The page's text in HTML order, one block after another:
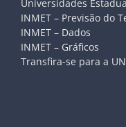
Universidades
INMET – Previsão do
INMET – Dados
INMET – Gráficos
Transfira-se para a